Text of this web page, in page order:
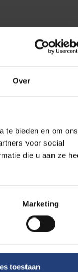
Over
te bieden en om ons
voor social
die u aan ze
Marketing
toestaan
Wijs
als